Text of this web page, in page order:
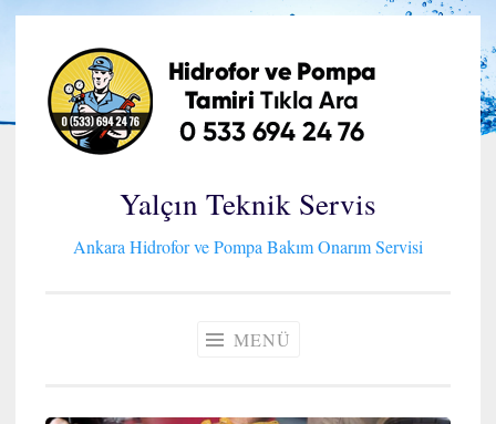
İçeriğe
geç
Yalçın Teknik Servis
Ankara Hidrofor ve Pompa Bakım Onarım Servisi
MENÜ